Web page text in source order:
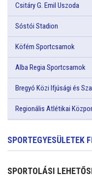
Csitáry G. Emil Uszoda
Sóstói Stadion
Köfém Sportcsarnok
Alba Regia Sportcsarnok
Bregyó Közi Ifjúsági és
Regionális Atlétikai
SPORTEGYESÜLETEK
SPORTOLÁSI